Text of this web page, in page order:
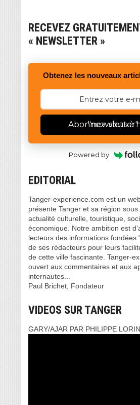
RECEVEZ
« NEWSLETTER »
Obtenez les nouveaux
Abonnez-vous à notre "newsletter"
Powered by
EDITORIAL
Tanger-experience.com est un
présente Tanger et sa région
actualité culturelle, touristique,
économique. Notre ambition est
lecteurs des informations fondées
de ses rédacteurs pour leurs
de cette ville fascinante. Tanger-
ouvert aux commentaires et aux
internautes...
Paul Brichet, Fondateur
VIDEOS SUR TANGER
GARY/AJAR PAR PHILIPPE LORIN